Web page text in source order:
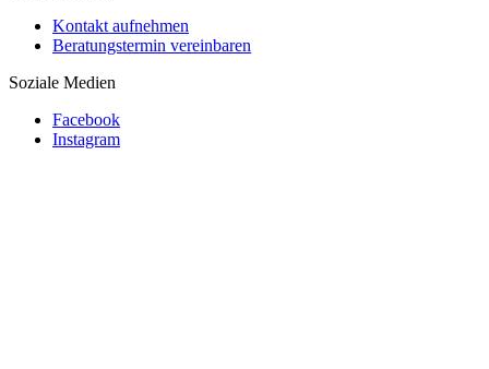
Kontakt aufnehmen
Beratungstermin vereinbaren
Soziale Medien
Facebook
Instagram